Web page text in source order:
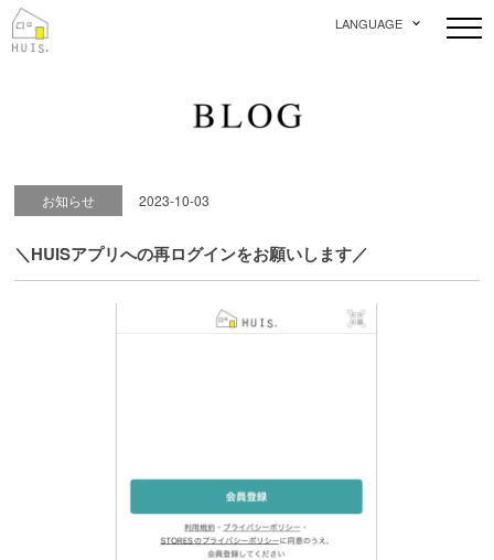
LANGUAGE
お知らせ 2023-10-03
＼HUISアプリへの再ログインをお願いします／